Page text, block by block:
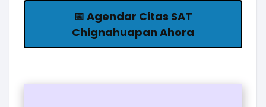
📅 Agendar Citas SAT
Chignahuapan Ahora